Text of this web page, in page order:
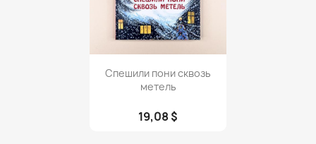
Просмотр
Спешили пони сквозь
метель
19,08 $